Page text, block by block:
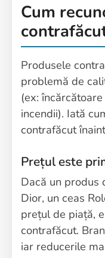
Cum
Produsele
problemă de
(ex:
incendii). Iată
contrafăcut
Prețul este
Dacă un produs
Dior, un ceas
prețul de piață,
contrafăcut.
iar reducerile